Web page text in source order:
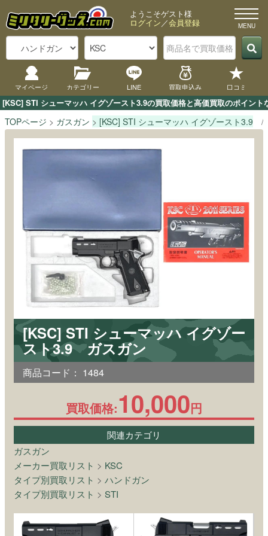
[KSC] STI シューマッハ イグゾースト3.9の買取価格と高価買取のポイン
ようこそゲスト様
ログイン／会員登録
マイページ カテゴリー LINE 買取申込み 口コミ
TOPページ ガスガン [KSC] STI シューマッハ イグゾースト3.9
[KSC] STI シューマッハ イグゾー
スト3.9 ガスガン
商品コード： 1484
買取価格:10,000円
関連カテゴリ
ガスガン
メーカー買取リスト > KSC
タイプ別買取リスト > ハンドガン
タイプ別買取リスト > STI